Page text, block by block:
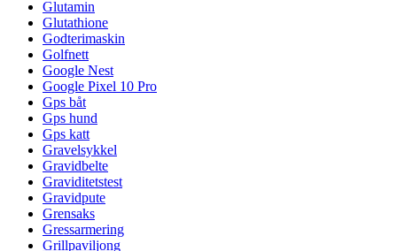
Glutamin
Glutathione
Godterimaskin
Golfnett
Google Nest
Google Pixel 10 Pro
Gps båt
Gps hund
Gps katt
Gravelsykkel
Gravidbelte
Graviditetstest
Gravidpute
Grensaks
Gressarmering
Grillpaviljong